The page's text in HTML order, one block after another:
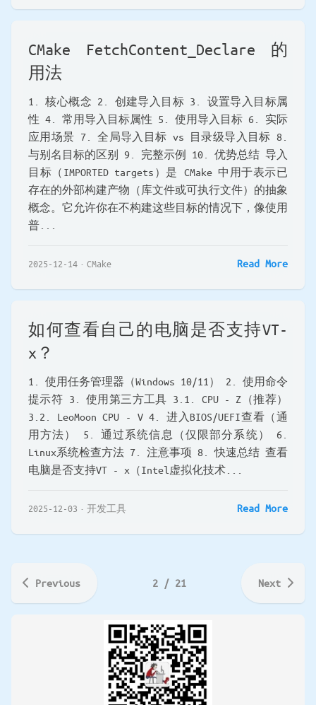
CMake FetchContent_Declare 的
用法
1. 核心概念 2. 创建导入目标 3. 设置导入目标属
性 4. 常用导入目标属性 5. 使用导入目标 6. 实际
应用场景 7. 全局导入目标 vs 目录级导入目标 8.
与别名目标的区别 9. 完整示例 10. 优势总结 导入
目标（IMPORTED targets）是 CMake 中用于表示已
存在的外部构建产物（库文件或可执行文件）的抽象
概念。它允许你在不构建这些目标的情况下，像使用
普...
2025-12-14 CMake Read More
如何查看自己的电脑是否支持VT-
x？
1. 使用任务管理器（Windows 10/11） 2. 使用命令
提示符 3. 使用第三方工具 3.1. CPU - Z（推荐）
3.2. LeoMoon CPU - V 4. 进入BIOS/UEFI查看（通
用方法） 5. 通过系统信息（仅限部分系统） 6.
Linux系统检查方法 7. 注意事项 8. 快速总结 查看
电脑是否支持VT - x（Intel虚拟化技术...
2025-12-03 开发工具 Read More
Previous 2 / 21 Next